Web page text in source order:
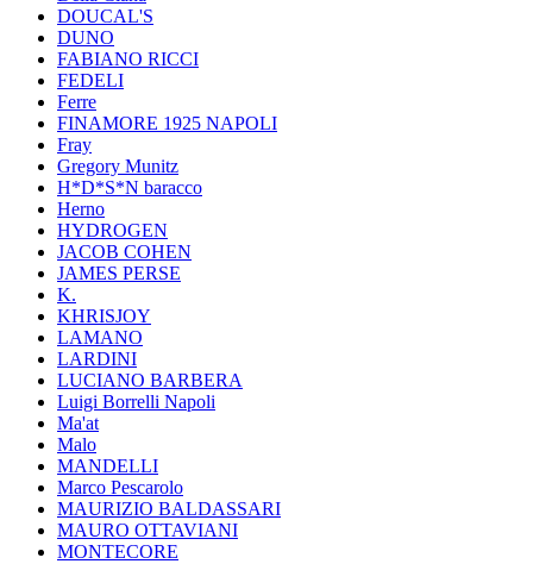
DOUCAL'S
DUNO
FABIANO RICCI
FEDELI
Ferre
FINAMORE 1925 NAPOLI
Fray
Gregory Munitz
H*D*S*N baracco
Herno
HYDROGEN
JACOB COHEN
JAMES PERSE
K.
KHRISJOY
LAMANO
LARDINI
LUCIANO BARBERA
Luigi Borrelli Napoli
Ma'at
Malo
MANDELLI
Marco Pescarolo
MAURIZIO BALDASSARI
MAURO OTTAVIANI
MONTECORE